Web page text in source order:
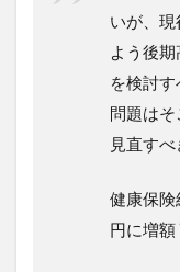
いが、
よう後
を検討す
問題は
見直すべ
健康保
円に増